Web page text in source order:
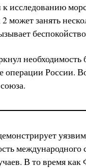
исследованию
может занять
необходимость
России.
международного
В то время